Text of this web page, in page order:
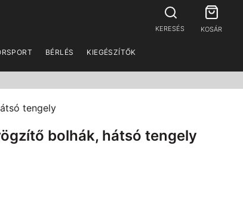
KERESÉS KOSÁR
BÉRLÉS KIEGÉSZÍTŐK
tengely
bolhák, hátsó tengely